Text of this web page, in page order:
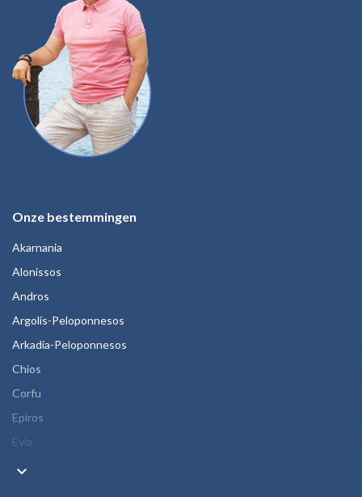
Onze bestemmingen
Akarnania
Alonissos
Andros
Argolis-Peloponnesos
Arkadia-Peloponnesos
Chios
Corfu
Epiros
Evia
keyboard_arrow_down